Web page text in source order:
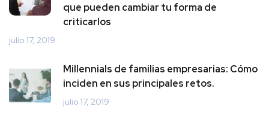
que pueden cambiar tu forma de
criticarlos
julio 17, 2019
Millennials de familias empresarias: Cómo
inciden en sus principales retos.
julio 17, 2019